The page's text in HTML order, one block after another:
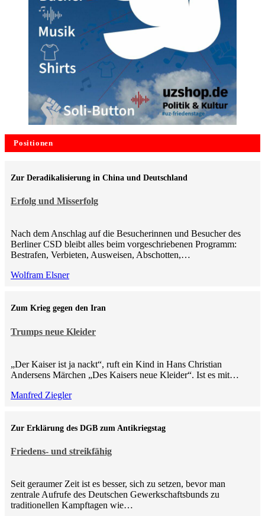
Positionen
Erfolg und Misserfolg
Zur Deradikalisierung in China und Deutschland
Nach dem Anschlag auf die Besucherinnen und Besucher des
Berliner CSD bleibt alles beim vorgeschriebenen Programm:
Bestrafen, Verbieten, Ausweisen, Abschotten,…
Wolfram Elsner
Trumps neue Kleider
Zum Krieg gegen den Iran
„Der Kaiser ist ja nackt“, ruft ein Kind in Hans Christian
Andersens Märchen „Des Kaisers neue Kleider“. Ist es mit…
Manfred Ziegler
Friedens- und streikfähig
Zur Erklärung des DGB zum Antikriegstag
Seit geraumer Zeit ist es besser, sich zu setzen, bevor man
zentrale Aufrufe des Deutschen Gewerkschaftsbunds zu
traditionellen Kampftagen wie…